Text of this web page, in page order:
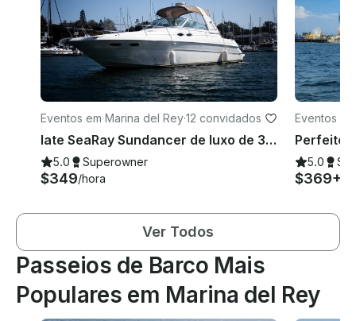
Eventos em Marina del Rey·12 convidados
Iate SeaRay Sundancer de luxo de 38 pés
5.0 Superowner
$349/hora
Eventos
5.0
$369+
Ver Todos
Passeios de Barco Mais
Populares em Marina del Rey